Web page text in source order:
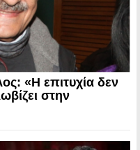
«Η επιτυχία δεν
στην